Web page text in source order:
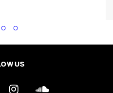
US